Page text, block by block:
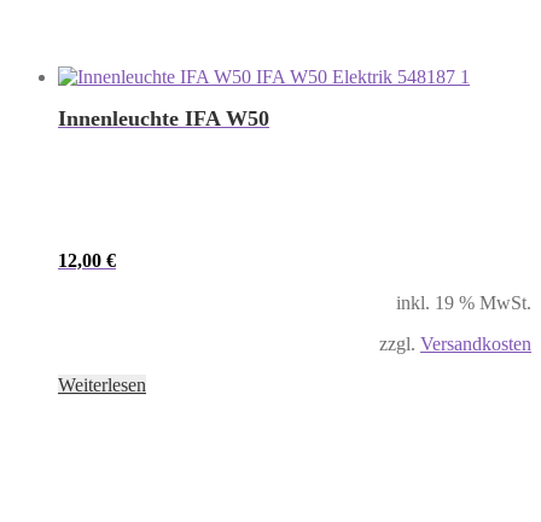
Innenleuchte IFA W50
12,00 €
inkl. 19 % MwSt.
zzgl. Versandkosten
Weiterlesen